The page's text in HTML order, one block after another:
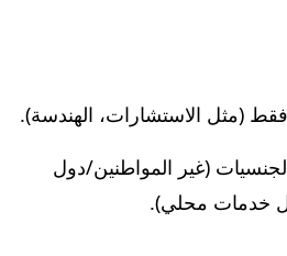
(مثل الاستشارات، الهندسة).
(غير المواطنين/دول
خدمات محلي).